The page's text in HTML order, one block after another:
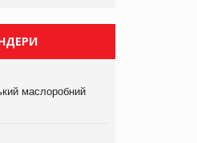
маслоробний